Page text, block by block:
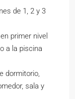
de 1, 2 y 3
primer nivel
a la piscina
dormitorio,
sala y